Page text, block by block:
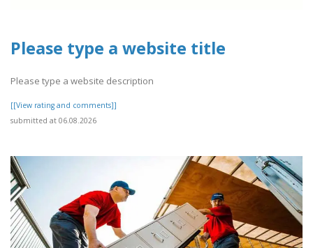
Please type a website title
Please type a website description
[[View rating and comments]]
submitted at 06.08.2026